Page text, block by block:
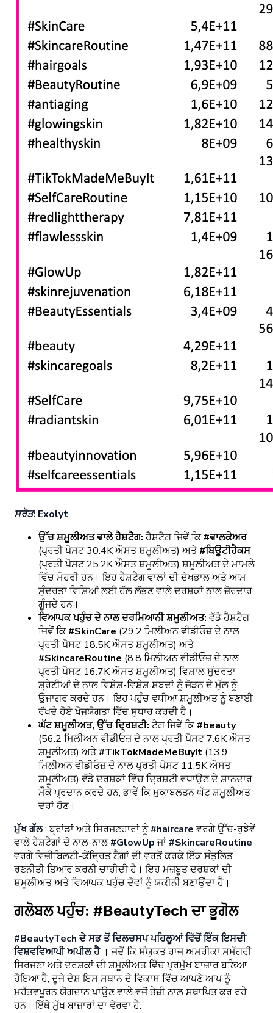
ਸਰੋਤ: Exolyt
ਉੱਚ ਸ਼ਮੂਲੀਅਤ ਵਾਲੇ ਹੈਸ਼ਟੈਗ:ਹੈਸ਼ਟੈਗ ਜਿਵੇਂ ਕਿ#ਵਾਲਕੇਅਰ
(ਪ੍ਰਤੀ ਪੋਸਟ 30.4K ਔਸਤ ਸ਼ਮੂਲੀਅਤ) ਅਤੇ#ਬਿਊਟੀਹੈਕਸ
(ਪ੍ਰਤੀ ਪੋਸਟ 25.2K ਔਸਤ ਸ਼ਮੂਲੀਅਤ) ਸ਼ਮੂਲੀਅਤ ਦੇ ਮਾਮਲੇ
ਵਿੱਚ ਮੋਹਰੀ ਹਨ। ਇਹ ਹੈਸ਼ਟੈਗ ਵਾਲਾਂ ਦੀ ਦੇਖਭਾਲ ਅਤੇ ਆਮ
ਸੁੰਦਰਤਾ ਵਿਸ਼ਿਆਂ ਲਈ ਹੱਲ ਲੱਭਣ ਵਾਲੇ ਦਰਸ਼ਕਾਂ ਨਾਲ ਜ਼ੋਰਦਾਰ
ਗੂੰਜਦੇ ਹਨ।
ਵਿਆਪਕ ਪਹੁੰਚ ਦੇ ਨਾਲ ਦਰਮਿਆਨੀ ਸ਼ਮੂਲੀਅਤ: ਵੱਡੇ ਹੈਸ਼ਟੈਗ
ਜਿਵੇਂ ਕਿ#SkinCare (29.2 ਮਿਲੀਅਨ ਵੀਡੀਓਜ਼ ਦੇ ਨਾਲ
ਪ੍ਰਤੀ ਪੋਸਟ 18.5K ਔਸਤ ਸ਼ਮੂਲੀਅਤ) ਅਤੇ
#SkincareRoutine (8.8 ਮਿਲੀਅਨ ਵੀਡੀਓਜ਼ ਦੇ ਨਾਲ
ਪ੍ਰਤੀ ਪੋਸਟ 16.7K ਔਸਤ ਸ਼ਮੂਲੀਅਤ) ਵਿਸ਼ਾਲ ਸੁੰਦਰਤਾ
ਸ਼੍ਰੇਣੀਆਂ ਦੇ ਨਾਲ ਵਿਸ਼ੇਸ਼-ਵਿਸ਼ੇਸ਼ ਸ਼ਬਦਾਂ ਨੂੰ ਜੋੜਨ ਦੇ ਮੁੱਲ ਨੂੰ
ਉਜਾਗਰ ਕਰਦੇ ਹਨ। ਇਹ ਪਹੁੰਚ ਵਧੀਆ ਸ਼ਮੂਲੀਅਤ ਨੂੰ ਬਣਾਈ
ਰੱਖਦੇ ਹੋਏ ਖੋਜਯੋਗਤਾ ਵਿੱਚ ਸੁਧਾਰ ਕਰਦੀ ਹੈ।
ਘੱਟ ਸ਼ਮੂਲੀਅਤ, ਉੱਚ ਦ੍ਰਿਸ਼ਟੀ: ਟੈਗ ਜਿਵੇਂ ਕਿ#beauty
(56.2 ਮਿਲੀਅਨ ਵੀਡੀਓਜ਼ ਦੇ ਨਾਲ ਪ੍ਰਤੀ ਪੋਸਟ 7.6K ਔਸਤ
ਸ਼ਮੂਲੀਅਤ) ਅਤੇ#TikTokMadeMeBuyIt (13.9
ਮਿਲੀਅਨ ਵੀਡੀਓਜ਼ ਦੇ ਨਾਲ ਪ੍ਰਤੀ ਪੋਸਟ 11.5K ਔਸਤ
ਸ਼ਮੂਲੀਅਤ) ਵੱਡੇ ਦਰਸ਼ਕਾਂ ਵਿੱਚ ਦ੍ਰਿਸ਼ਟੀ ਵਧਾਉਣ ਦੇ ਸ਼ਾਨਦਾਰ
ਮੌਕੇ ਪ੍ਰਦਾਨ ਕਰਦੇ ਹਨ, ਭਾਵੇਂ ਕਿ ਮੁਕਾਬਲਤਨ ਘੱਟ ਸ਼ਮੂਲੀਅਤ
ਦਰਾਂ ਹੋਣ।
ਮੁੱਖ ਗੱਲ: ਬ੍ਰਾਂਡਾਂ ਅਤੇ ਸਿਰਜਣਹਾਰਾਂ ਨੂੰ#haircare ਵਰਗੇ ਉੱਚ-ਰੁਝੇਵੇਂ
ਵਾਲੇ ਹੈਸ਼ਟੈਗਾਂ ਦੇ ਨਾਲ-ਨਾਲ #GlowUpਜਾਂ #SkincareRoutine
ਵਰਗੇ ਵਿਜ਼ੀਬਿਲਟੀ-ਕੇਂਦ੍ਰਿਤ ਟੈਗਾਂ ਦੀ ਵਰਤੋਂ ਕਰਕੇ ਇੱਕ ਸੰਤੁਲਿਤ
ਰਣਨੀਤੀ ਤਿਆਰ ਕਰਨੀ ਚਾਹੀਦੀ ਹੈ। ਇਹ ਮਜ਼ਬੂਤ ​​ਦਰਸ਼ਕਾਂ ਦੀ
ਸ਼ਮੂਲੀਅਤ ਅਤੇ ਵਿਆਪਕ ਪਹੁੰਚ ਦੋਵਾਂ ਨੂੰ ਯਕੀਨੀ ਬਣਾਉਂਦਾ ਹੈ।
ਗਲੋਬਲ ਪਹੁੰਚ: #BeautyTech ਦਾ ਭੂਗੋਲ
#BeautyTech ਦੇ ਸਭ ਤੋਂ ਦਿਲਚਸਪ ਪਹਿਲੂਆਂ ਵਿੱਚੋਂ ਇੱਕ ਇਸਦੀ
ਵਿਸ਼ਵਵਿਆਪੀ ਅਪੀਲ ਹੈ । ਜਦੋਂ ਕਿ ਸੰਯੁਕਤ ਰਾਜ ਅਮਰੀਕਾ ਸਮੱਗਰੀ
ਸਿਰਜਣਾ ਅਤੇ ਦਰਸ਼ਕਾਂ ਦੀ ਸ਼ਮੂਲੀਅਤ ਵਿੱਚ ਪ੍ਰਮੁੱਖ ਬਾਜ਼ਾਰ ਬਣਿਆ
ਹੋਇਆ ਹੈ, ਦੂਜੇ ਦੇਸ਼ ਇਸ ਸਥਾਨ ਦੇ ਵਿਕਾਸ ਵਿੱਚ ਆਪਣੇ ਆਪ ਨੂੰ
ਮਹੱਤਵਪੂਰਨ ਯੋਗਦਾਨ ਪਾਉਣ ਵਾਲੇ ਵਜੋਂ ਤੇਜ਼ੀ ਨਾਲ ਸਥਾਪਿਤ ਕਰ ਰਹੇ
ਹਨ। ਇੱਥੇ ਮੁੱਖ ਬਾਜ਼ਾਰਾਂ ਦਾ ਵੇਰਵਾ ਹੈ: